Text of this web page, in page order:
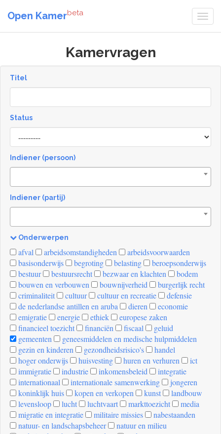
Open Kamerbeta
Kamervragen
Titel
Status
[invalid
name]
Indiener (persoon)
Indiener (partij)
Onderwerpen
[invalid
name]
afval arbeidsomstandigheden
arbeidsvoorwaarden
basisonderwijs
begroting belasting
beroepsonderwijs
bestuur
bestuursrecht bezwaar en klachten
bodem
bouwen en verbouwen
bouwnijverheid
burgerlijk recht
criminaliteit
cultuur cultuur en recreatie
defensie
de nederlandse antillen en aruba
dieren
economie
emigratie
energie ethiek
europese zaken
financieel toezicht
financiën fiscaal
geluid
gemeenten
geneesmiddelen en medische hulpmiddelen
gezin en kinderen
gezondheidsrisico's
handel
hoger onderwijs
huisvesting huren en verhuren
ict
immigratie
industrie inkomensbeleid
integratie
internationaal
internationale samenwerking
jongeren
koninklijk huis
kopen en verkopen kunst
landbouw
levensloop
lucht luchtvaart markttoezicht
media
migratie en integratie
militaire missies
nabestaanden
natuur- en landschapsbeheer
natuur en milieu